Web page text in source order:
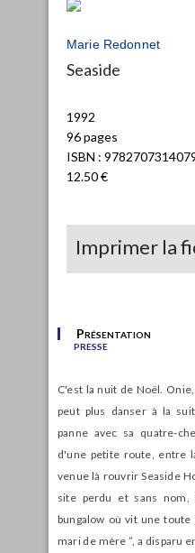
Marie Redonnet
Seaside
1992
96 pages
ISBN :
12.50 €
Imprimer la
Présentation
presse
C'est la nuit de Noël.
peut plus danser à la
panne avec sa quatre-
d'une petite route, entre
venue là rouvrir Seaside
site perdu et sans
bungalow où vit une
mari de mère ”, a disparu